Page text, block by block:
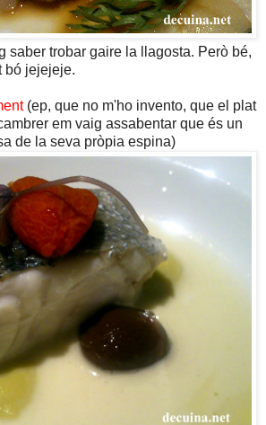
saber trobar gaire la llagosta. Però bé,
bó jejejeje.
(ep, que no m'ho invento, que el plat
em vaig assabentar que és un
de la seva pròpia espina)